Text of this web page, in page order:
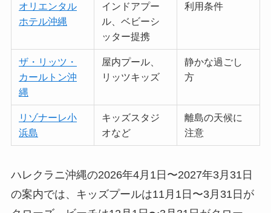
オリエンタル
ホテル沖縄
インドアプー
ル、ベビーシ
ッター提携
利用条件
ザ・リッツ・
カールトン沖
縄
屋内プール、
リッツキッズ
静かな過ごし
方
リゾナーレ小
浜島
キッズスタジ
オなど
離島の天候に
注意
ハレクラニ沖縄の2026年4月1日〜2027年3月31日
の案内では、キッズプールは11月1日〜3月31日が